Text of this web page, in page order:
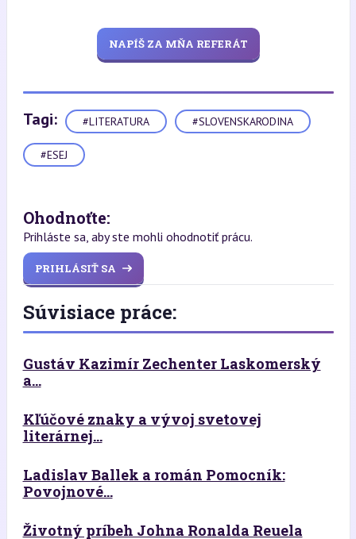
NAPÍŠ ZA MŇA REFERÁT
Tagi: #LITERATURA #SLOVENSKARODINA
#ESEJ
Ohodnoťte:
Prihláste sa, aby ste mohli ohodnotiť prácu.
PRIHLÁSIŤ SA
Súvisiace práce:
Gustáv Kazimír Zechenter Laskomerský
a...
Kľúčové znaky a vývoj svetovej
literárnej...
Ladislav Ballek a román Pomocník:
Povojnové...
Životný príbeh Johna Ronalda Reuela